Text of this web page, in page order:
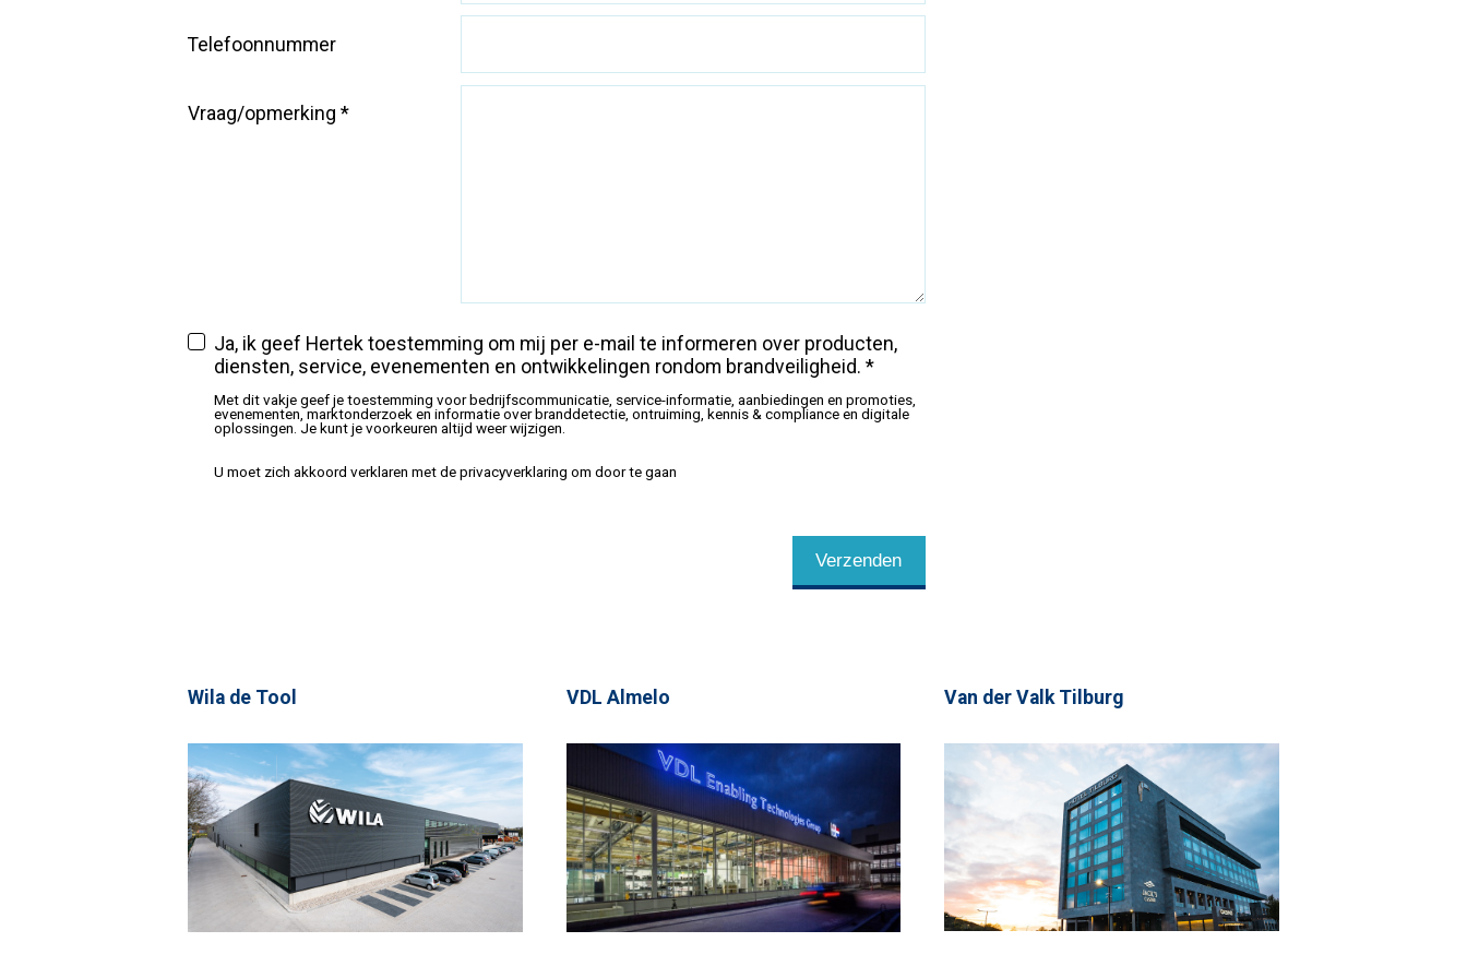
Telefoonnummer
Vraag/opmerking *
Ja, ik geef Hertek toestemming om mij per e-mail te informeren over producten,
diensten, service, evenementen en ontwikkelingen rondom brandveiligheid. *
Met dit vakje geef je toestemming voor bedrijfscommunicatie, service-informatie, aanbiedingen en promoties,
evenementen, marktonderzoek en informatie over branddetectie, ontruiming, kennis & compliance en digitale
oplossingen. Je kunt je voorkeuren altijd weer wijzigen.
U moet zich akkoord verklaren met de privacyverklaring om door te gaan
Verzenden
Wila de Tool VDL Almelo Van der Valk Tilburg